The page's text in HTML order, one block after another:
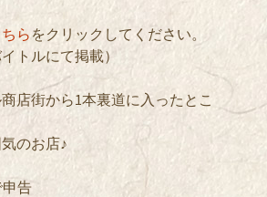
らをクリックしてください。
イトルにて掲載）
店街から1本裏道に入ったとこ
のお店♪
申告